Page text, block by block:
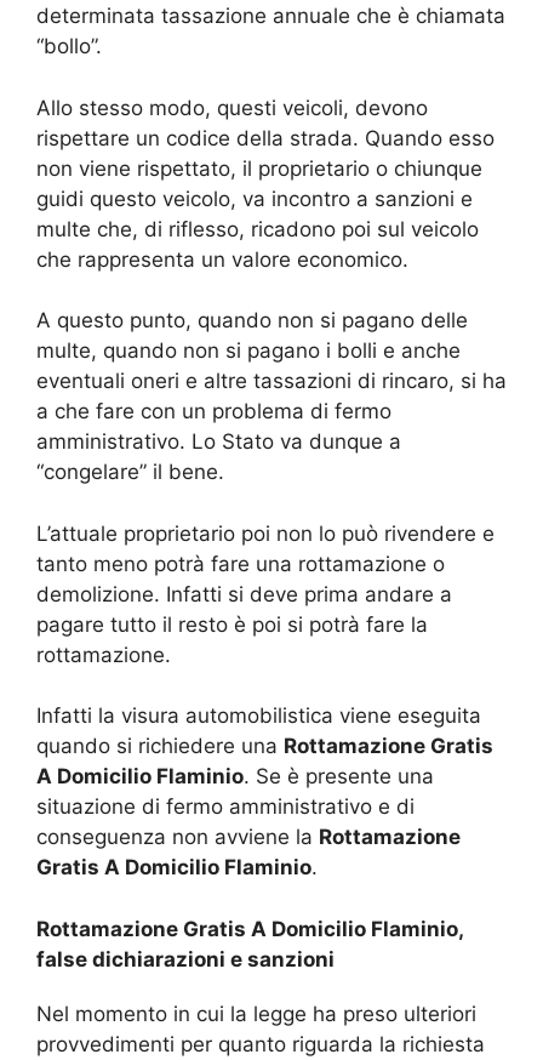
determinata tassazione annuale che è chiamata
“bollo”.
Allo stesso modo, questi veicoli, devono
rispettare un codice della strada. Quando esso
non viene rispettato, il proprietario o chiunque
guidi questo veicolo, va incontro a sanzioni e
multe che, di riflesso, ricadono poi sul veicolo
che rappresenta un valore economico.
A questo punto, quando non si pagano delle
multe, quando non si pagano i bolli e anche
eventuali oneri e altre tassazioni di rincaro, si ha
a che fare con un problema di fermo
amministrativo. Lo Stato va dunque a
“congelare” il bene.
L’attuale proprietario poi non lo può rivendere e
tanto meno potrà fare una rottamazione o
demolizione. Infatti si deve prima andare a
pagare tutto il resto è poi si potrà fare la
rottamazione.
Infatti la visura automobilistica viene eseguita
quando si richiedere una Rottamazione Gratis
A Domicilio Flaminio. Se è presente una
situazione di fermo amministrativo e di
conseguenza non avviene la Rottamazione
Gratis A Domicilio Flaminio.
Rottamazione Gratis A Domicilio Flaminio,
false dichiarazioni e sanzioni
Nel momento in cui la legge ha preso ulteriori
provvedimenti per quanto riguarda la richiesta